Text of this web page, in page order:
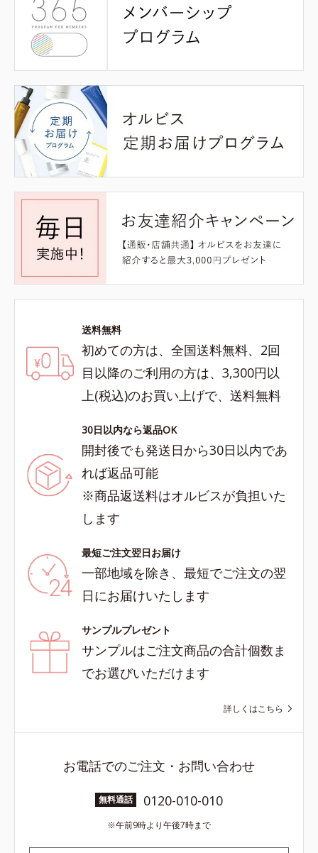
送料無料
初めての方は、全国送料無料、2回
目以降のご利用の方は、3,300円以
上(税込)のお買い上げで、送料無料
30日以内なら返品OK
開封後でも発送日から30日以内であ
れば返品可能
※商品返送料はオルビスが負担いた
します
最短ご注文翌日お届け
一部地域を除き、最短でご注文の翌
日にお届けいたします
サンプルプレゼント
サンプルはご注文商品の合計個数ま
でお選びいただけます
詳しくはこちら
お電話でのご注文・お問い合わせ
無料通話 0120-010-010
午前9時より午後7時まで